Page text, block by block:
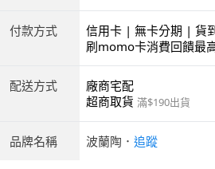
付款方式
信用卡 | 無卡分期 | 貨
商付款 | ATM | 銀聯卡
刷momo卡消費回饋最
配送方式
廠商宅配
超商取貨 滿$190出貨
品牌名稱 波蘭陶 ． 追蹤